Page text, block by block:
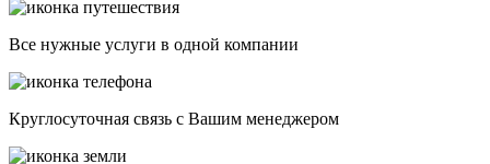
Все нужные услуги в одной компании
Круглосуточная связь с Вашим менеджером